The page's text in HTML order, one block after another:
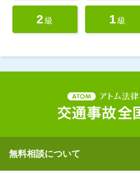
2級 1級
無料相談について